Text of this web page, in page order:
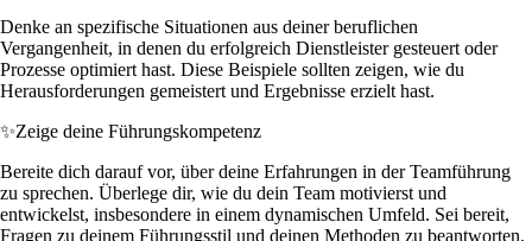
Denke an spezifische Situationen aus deiner beruflichen
Vergangenheit, in denen du erfolgreich Dienstleister gesteuert oder
Prozesse optimiert hast. Diese Beispiele sollten zeigen, wie du
Herausforderungen gemeistert und Ergebnisse erzielt hast.
✨Zeige deine Führungskompetenz
Bereite dich darauf vor, über deine Erfahrungen in der Teamführung
zu sprechen. Überlege dir, wie du dein Team motivierst und
entwickelst, insbesondere in einem dynamischen Umfeld. Sei bereit,
Fragen zu deinem Führungsstil und deinen Methoden zu beantworten.